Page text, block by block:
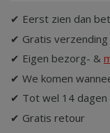
✔ Eerst zien dan
✔ Gratis
✔ Eigen bezorg- &
✔ We komen
✔ Tot wel 14 dagen
✔ Gratis retour